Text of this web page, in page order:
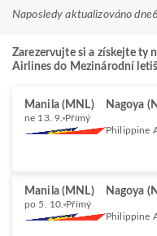
Naposledy aktualizováno dne
Zarezervujte si a získejte ty
Airlines do Mezinárodní
Manila (MNL) Nagoya
ne 13. 9. Přímý
Philippine
Manila (MNL) Nagoya
po 5. 10. Přímý
Philippine